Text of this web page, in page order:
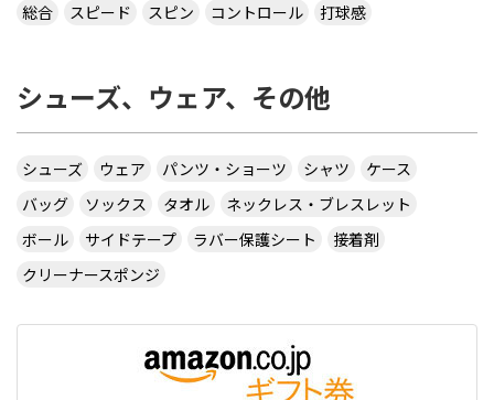
出来ますが、サーブからはできません 。 もしかし
カテ違いですが・・ 攻略サイトには スピンは相手
のコートに球があるときに自分のラケット付近をダ
ブルタップ！する と書いてありますのでやっぱり
ダブルタップではないでしょうか・・・
サイトを見る
CUSTOM TABLE TENNIS というサイトでラバーを
http://www.customtabletennis.co.uk/ですが この
サイトは日本からでも購入できますか？ また個人
情報は英語で入力する必要があるのでしょうか？
総合
スピード スピン コントロール 打球感
シューズ、ウェア、その他
シューズ ウェア パンツ・ショーツ シャツ
ケース
バッグ
ソックス タオル
ネックレス・ブレスレット
ボール
サイドテープ ラバー保護シート
接着剤
クリーナースポンジ